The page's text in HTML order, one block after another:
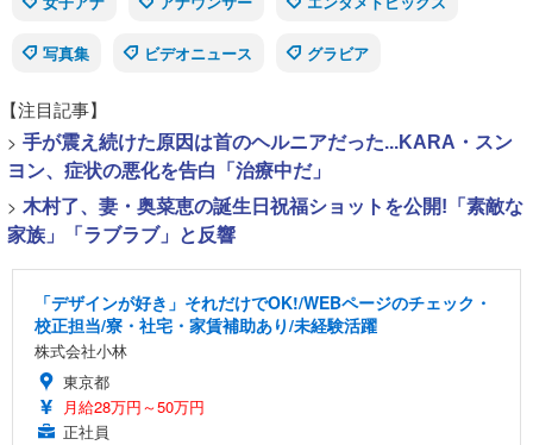
写真集 ビデオニュース グラビア
【注目記事】
> 手が震え続けた原因は首のヘルニアだった...KARA・スン
ヨン、症状の悪化を告白「治療中だ」
> 木村了、妻・奥菜恵の誕生日祝福ショットを公開!「素敵な
家族」「ラブラブ」と反響
「デザインが好き」それだけでOK!/WEBページのチェック・
校正担当/寮・社宅・家賃補助あり/未経験活躍
株式会社小林
東京都
月給28万円～50万円
正社員